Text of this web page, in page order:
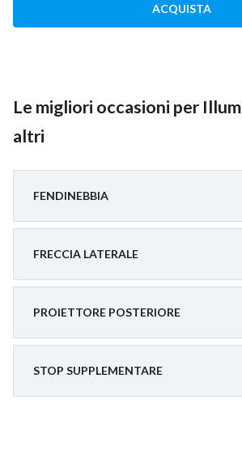
ACQUISTA
Le migliori occasioni per
altri
FENDINEBBIA
FRECCIA LATERALE
PROIETTORE POSTERIORE
STOP SUPPLEMENTARE